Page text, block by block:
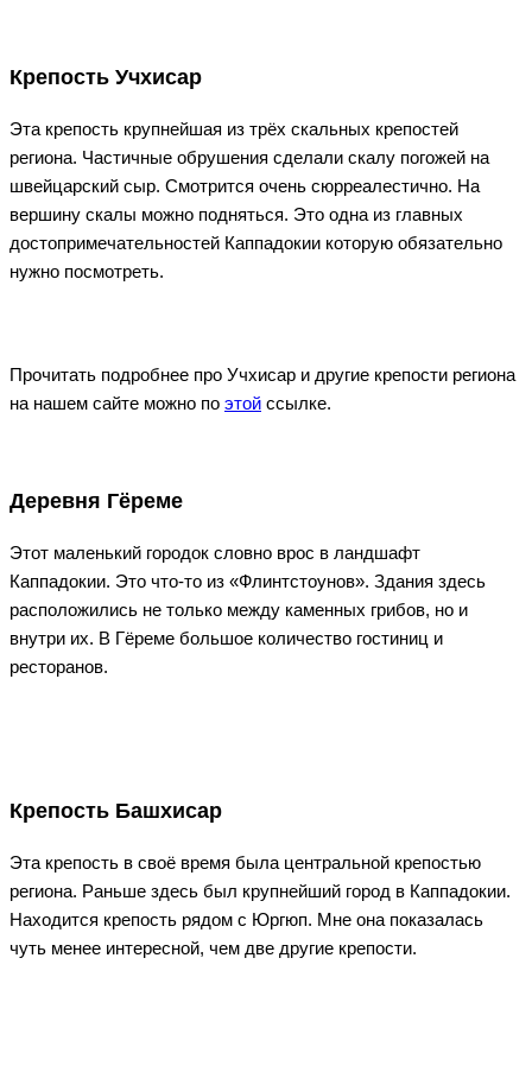
Крепость Учхисар
Эта крепость крупнейшая из трёх скальных крепостей
региона. Частичные обрушения сделали скалу погожей на
швейцарский сыр. Смотрится очень сюрреалестично. На
вершину скалы можно подняться. Это одна из главных
достопримечательностей Каппадокии которую обязательно
нужно посмотреть.
Прочитать подробнее про Учхисар и другие крепости региона
на нашем сайте можно по этой ссылке.
Деревня Гёреме
Этот маленький городок словно врос в ландшафт
Каппадокии. Это что-то из «Флинтстоунов». Здания здесь
расположились не только между каменных грибов, но и
внутри их. В Гёреме большое количество гостиниц и
ресторанов.
Крепость Башхисар
Эта крепость в своё время была центральной крепостью
региона. Раньше здесь был крупнейший город в Каппадокии.
Находится крепость рядом с Юргюп. Мне она показалась
чуть менее интересной, чем две другие крепости.